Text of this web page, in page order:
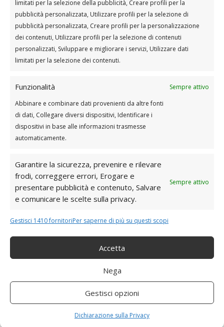
limitati per la selezione della pubblicità, Creare profili per la
pubblicità personalizzata, Utilizzare profili per la selezione di
pubblicità personalizzata, Creare profili per la personalizzazione
dei contenuti, Utilizzare profili per la selezione di contenuti
personalizzati, Sviluppare e migliorare i servizi, Utilizzare dati
limitati per la selezione dei contenuti.
Funzionalità
Sempre attivo
Abbinare e combinare dati provenienti da altre fonti
di dati, Collegare diversi dispositivi, Identificare i
dispositivi in base alle informazioni trasmesse
automaticamente.
Garantire la sicurezza, prevenire e rilevare
frodi, correggere errori, Erogare e
presentare pubblicità e contenuto, Salvare
e comunicare le scelte sulla privacy.
Sempre attivo
Gestisci 1410 fornitoriPer saperne di più su questi scopi
Accetta
Nega
Gestisci opzioni
Dichiarazione sulla Privacy
adottare misure mirate che possano variare a
seconda della causa specifica.
Come detto anche in precedenza, il riposo e
il recupero sono cruciali in quanto
permettono ai tessuti di guarire. Consentire
possano aggravare il
. Insieme a
calore o ghiaccio: nei casi di trauma acuto o
infiammazione, mentre il calore è utile per
alleviare la tensione muscolare e migliorare
la circolazione.
rilassamento possono migliorare la flessibilità
e ridurre la tensione muscolare. Infine,
migliorare la postura e fare pause frequenti
durante attività prolungate possono
un fisioterapista per una diagnosi accurata e
Funzioni
I muscoli del braccio non sono solo
fondamentali per la mobilità e la forza, ma
svolgono anche ruoli cruciali nella vita